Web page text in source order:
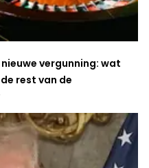
vergunning: wat
rest van de